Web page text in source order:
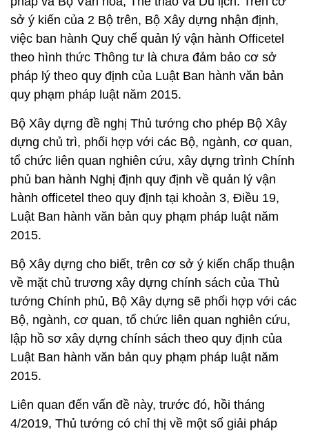
sở ý kiến của 2 Bộ trên, Bộ Xây dựng nhận định,
việc ban hành Quy chế quản lý vận hành Officetel
theo hình thức Thông tư là chưa đảm bảo cơ sở
pháp lý theo quy định của Luật Ban hành văn bản
quy phạm pháp luật năm 2015.
Bộ Xây dựng đề nghị Thủ tướng cho phép Bộ Xây
dựng chủ trì, phối hợp với các Bộ, ngành, cơ quan,
tổ chức liên quan nghiên cứu, xây dựng trình Chính
phủ ban hành Nghị định quy định về quản lý vận
hành officetel theo quy định tại khoản 3, Điều 19,
Luật Ban hành văn bản quy phạm pháp luật năm
2015.
Bộ Xây dựng cho biết, trên cơ sở ý kiến chấp thuận
về mặt chủ trương xây dựng chính sách của Thủ
tướng Chính phủ, Bộ Xây dựng sẽ phối hợp với các
Bộ, ngành, cơ quan, tổ chức liên quan nghiên cứu,
lập hồ sơ xây dựng chính sách theo quy định của
Luật Ban hành văn bản quy phạm pháp luật năm
2015.
Liên quan đến vấn đề này, trước đó, hồi tháng
4/2019, Thủ tướng có chỉ thị về một số giải pháp